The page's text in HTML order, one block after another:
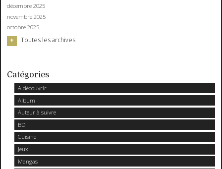
décembre 2025
novembre 2025
octobre 2025
Toutes les archives
Catégories
A découvrir
Album
Auteur à suivre
BD
Cuisine
Jeux
Mangas